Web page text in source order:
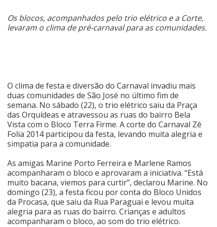
Anuncie
Anuncie
Fale Conosco
Os blocos, acompanhados pelo trio elétrico e a Corte,
levaram o clima de pré-carnaval para as comunidades.
O clima de festa e diversão do Carnaval invadiu mais
duas comunidades de São José no último fim de
semana. No sábado (22), o trio elétrico saiu da Praça
das Orquídeas e atravessou as ruas do bairro Bela
Vista com o Bloco Terra Firme. A corte do Carnaval Zé
Folia 2014 participou da festa, levando muita alegria e
simpatia para a comunidade.
As amigas Marine Porto Ferreira e Marlene Ramos
acompanharam o bloco e aprovaram a iniciativa. “Está
muito bacana, viemos para curtir”, declarou Marine. No
domingo (23), a festa ficou por conta do Bloco Unidos
da Procasa, que saiu da Rua Paraguai e levou muita
alegria para as ruas do bairro. Crianças e adultos
acompanharam o bloco, ao som do trio elétrico.